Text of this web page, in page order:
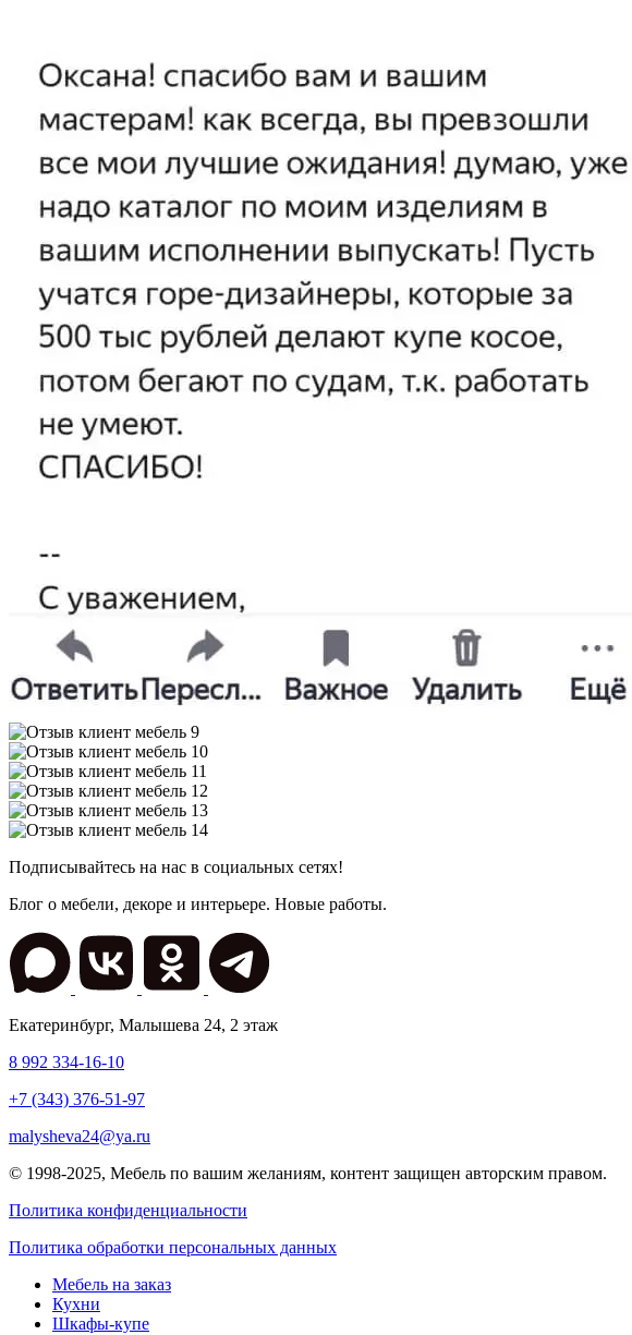
Подписывайтесь на нас в социальных сетях!
Блог о мебели, декоре и интерьере. Новые работы.
Екатеринбург, Малышева 24, 2 этаж
8 992 334-16-10
+7 (343) 376-51-97
malysheva24@ya.ru
© 1998-2025, Мебель по вашим желаниям, контент защищен авторским правом.
Политика конфиденциальности
Политика обработки персональных данных
Мебель на заказ
Кухни
Шкафы-купе